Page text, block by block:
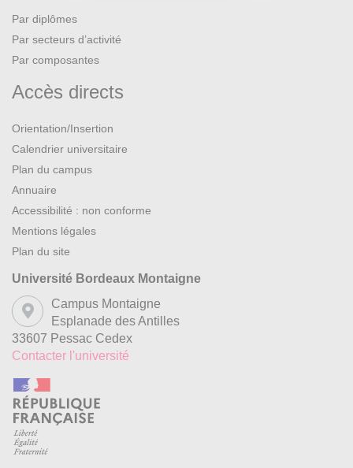
Par diplômes
Par secteurs d’activité
Par composantes
Accès directs
Orientation/Insertion
Calendrier universitaire
Plan du campus
Annuaire
Accessibilité : non conforme
Mentions légales
Plan du site
Université Bordeaux Montaigne
Campus Montaigne
Esplanade des Antilles
33607 Pessac Cedex
Contacter l'université